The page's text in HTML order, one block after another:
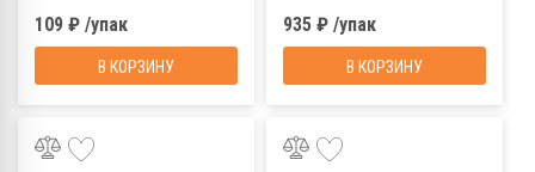
109 ₽ /упак
В КОРЗИНУ
935 ₽ /упак
В КОРЗИНУ